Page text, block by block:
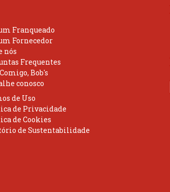
Franqueado
Fornecedor
nós
Frequentes
Bob's
conosco
de Uso
de Privacidade
de Cookies
de Sustentabilidade